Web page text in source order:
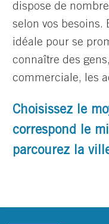
dispose de
selon vos besoins.
idéale pour se
connaître des
commerciale, les
Choisissez le
correspond le
parcourez la